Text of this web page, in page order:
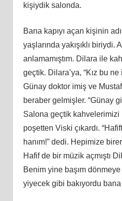
kişiydik salonda.
Bana kapıyı açan kişinin
yaşlarında yakışıklı biriydi.
anlamamıştım. Dilara ile
geçtik. Dilara’ya, “Kız bu
Günay doktor imiş ve
beraber gelmişler. “Günay
Salona geçtik kahvelerimizi
poşetten Viski çıkardı.
hanım!” dedi. Hepimize
Hafif de bir müzik açmıştı
Benim yine başım
yiyecek gibi bakıyordu